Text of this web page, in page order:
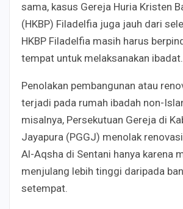
sama, kasus Gereja Huria Kristen
(HKBP) Filadelfia juga jauh dari
HKBP Filadelfia masih harus
tempat untuk melaksanakan ibadat.
Penolakan pembangunan atau
terjadi pada rumah ibadah non-
misalnya, Persekutuan Gereja di
Jayapura (PGGJ) menolak
Al-Aqsha di Sentani hanya karena
menjulang lebih tinggi daripada
setempat.